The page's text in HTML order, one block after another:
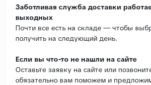
Заботливая служба доставки
выходных
Почти все есть на складе — чтобы
получить на следующий день.
Если вы что-то не нашли на сайте
Оставьте заявку на сайте или
обязательно вам поможем и